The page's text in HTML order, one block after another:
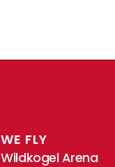
WE FLY
Wildkogel Arena